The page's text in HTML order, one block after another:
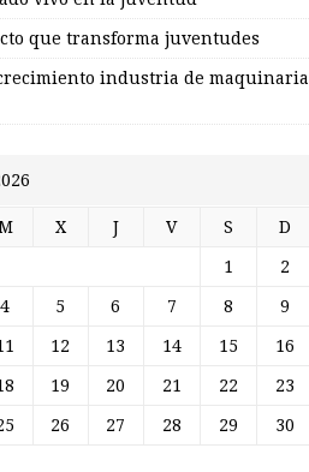
que transforma juventudes
industria de maquinaria
X J V S D
1 2
4 5 6 7 8 9
12 13 14 15 16
19 20 21 22 23
26 27 28 29 30